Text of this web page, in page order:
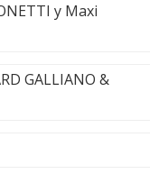
y Maxi
GALLIANO &